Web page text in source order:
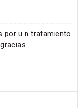
por u n tratamiento